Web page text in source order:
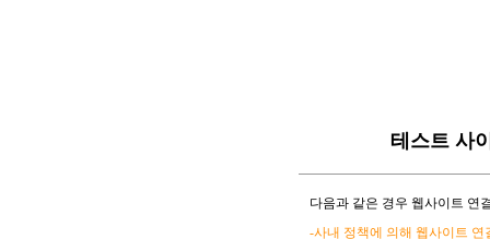
테스트 사
다음과 같은 경우 웹사이트 연
-사내 정책에 의해 웹사이트